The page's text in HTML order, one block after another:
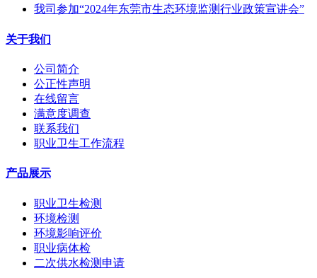
我司参加“2024年东莞市生态环境监测行业政策宣讲会”
关于我们
公司简介
公正性声明
在线留言
满意度调查
联系我们
职业卫生工作流程
产品展示
职业卫生检测
环境检测
环境影响评价
职业病体检
二次供水检测申请